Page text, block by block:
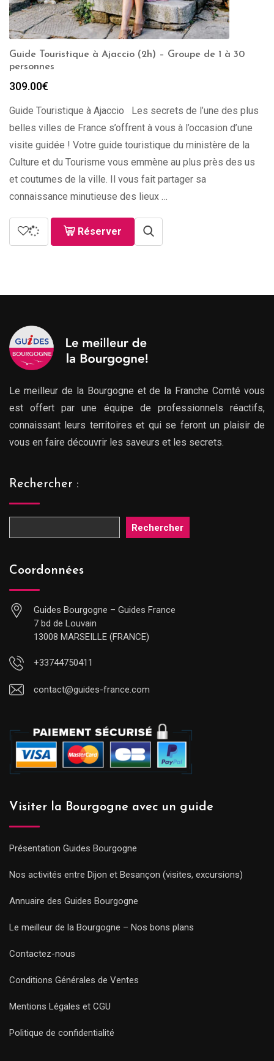
Guide Touristique à Ajaccio (2h) – Groupe de 1 à 30
personnes
309.00€
Guide Touristique à Ajaccio Les secrets de l’une des plus
belles villes de France s’offrent à vous à l’occasion d’une
visite guidée ! Votre guide touristique du ministère de la
Culture et du Tourisme vous emmène au plus près des us
et coutumes de la ville. Il vous fait partager sa
connaissance minutieuse des lieux …
Réserver
Le meilleur de la Bourgogne et de la Franche Comté vous
est offert par une équipe de professionnels réactifs,
connaissant leurs territoires et qui se feront un plaisir de
vous en faire découvrir les saveurs et les secrets.
Rechercher :
Rechercher
Coordonnées
Guides Bourgogne – Guides France
7 bd de Louvain
13008 MARSEILLE (FRANCE)
+33744750411
contact@guides-france.com
Visiter la Bourgogne avec un guide
Présentation Guides Bourgogne
Nos activités entre Dijon et Besançon (visites, excursions)
Annuaire des Guides Bourgogne
Le meilleur de la Bourgogne – Nos bons plans
Contactez-nous
Conditions Générales de Ventes
Mentions Légales et CGU
Politique de confidentialité